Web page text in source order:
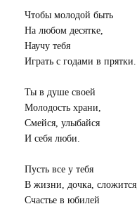
Чтобы молодой быть
На любом десятке,
Научу тебя
Играть с годами в прятки.
Ты в душе своей
Молодость храни,
Смейся, улыбайся
И себя люби.
Пусть все у тебя
В жизни, дочка, сложится,
Счастье в юбилей